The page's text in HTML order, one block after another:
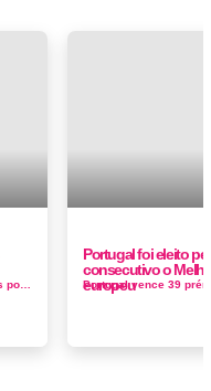
Portugal foi eleito
consecutivo o
europeu